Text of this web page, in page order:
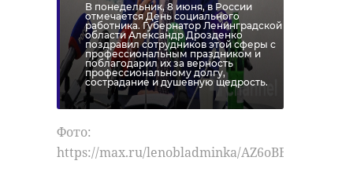
В понедельник, 8 июня, в России
отмечается День социального
работника. Губернатор Ленинградской
области Александр Дрозденко
поздравил сотрудников этой сферы с
профессиональным праздником и
поблагодарил их за верность
профессиональному долгу,
сострадание и душевную щедрость.
Фото:
https://max.ru/lenobladminka/AZ6oBBTGR1Q